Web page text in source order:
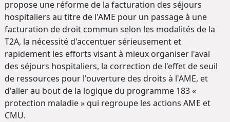
propose une réforme de la facturation des séjours
hospitaliers au titre de l'AME pour un passage à une
facturation de droit commun selon les modalités de la
T2A, la nécessité d'accentuer sérieusement et
rapidement les efforts visant à mieux organiser l'aval
des séjours hospitaliers, la correction de l'effet de seuil
de ressources pour l'ouverture des droits à l'AME, et
d'aller au bout de la logique du programme 183 «
protection maladie » qui regroupe les actions AME et
CMU.